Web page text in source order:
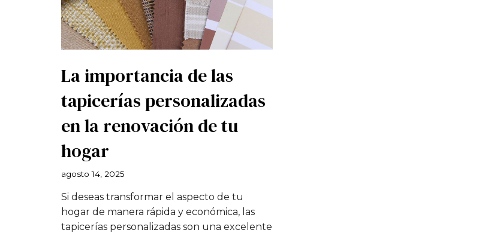
La importancia de las
tapicerías personalizadas
en la renovación de tu
hogar
agosto 14, 2025
Si deseas transformar el aspecto de tu
hogar de manera rápida y económica, las
tapicerías personalizadas son una excelente